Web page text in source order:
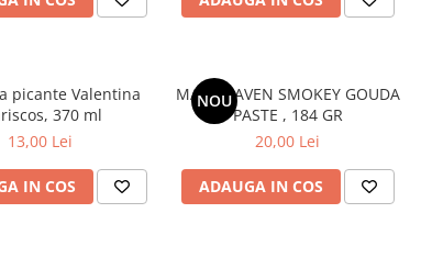
picante Valentina
370 ml
13,00 Lei
IN COS
NOU
MAC HEAVEN SMOKEY GOUDA
PASTE , 184 GR
20,00 Lei
ADAUGA IN COS